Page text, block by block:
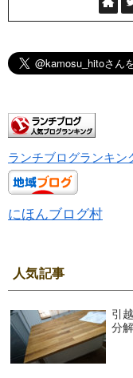
ランチブログランキン
にほんブログ村
人気記事
引
分